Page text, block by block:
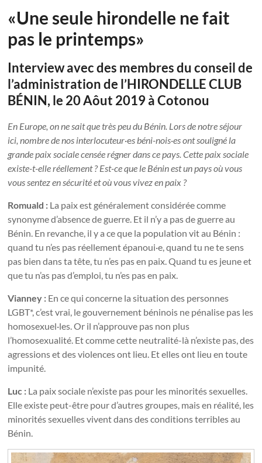
«Une seule hirondelle ne fait
pas le printemps»
Interview avec des membres du conseil de
l’administration de l’HIRONDELLE CLUB
BÉNIN, le 20 Aôut 2019 à Cotonou
En Europe, on ne sait que très peu du Bénin. Lors de notre séjour
ici, nombre de nos interlocuteur·es béni-nois·es ont souligné la
grande paix sociale censée régner dans ce pays. Cette paix sociale
existe-t-elle réellement ? Est-ce que le Bénin est un pays où vous
vous sentez en sécurité et où vous vivez en paix ?
Romuald : La paix est généralement considérée comme
synonyme d’absence de guerre. Et il n’y a pas de guerre au
Bénin. En revanche, il y a ce que la population vit au Bénin :
quand tu n’es pas réellement épanoui·e, quand tu ne te sens
pas bien dans ta tête, tu n’es pas en paix. Quand tu es jeune et
que tu n’as pas d’emploi, tu n’es pas en paix.
Vianney : En ce qui concerne la situation des personnes
LGBT*, c’est vrai, le gouvernement béninois ne pénalise pas les
homosexuel·les. Or il n’approuve pas non plus
l’homosexualité. Et comme cette neutralité-là n’existe pas, des
agressions et des violences ont lieu. Et elles ont lieu en toute
impunité.
Luc : La paix sociale n’existe pas pour les minorités sexuelles.
Elle existe peut-être pour d’autres groupes, mais en réalité, les
minorités sexuelles vivent dans des conditions terribles au
Bénin.